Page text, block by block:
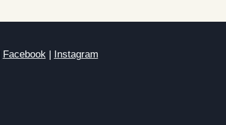
Facebook| Instagram